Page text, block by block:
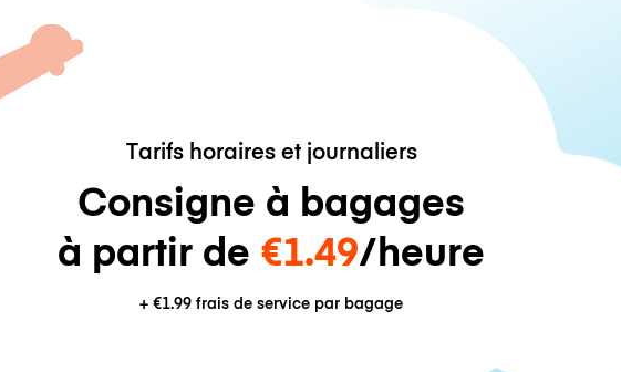
Tarifs horaires et journaliers
Consigne à bagages
à partir de €1.49/heure
+ €1.99 frais de service par bagage